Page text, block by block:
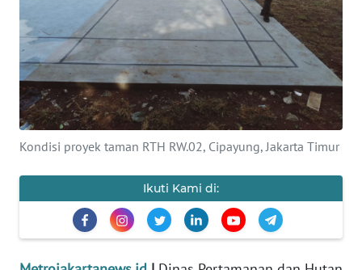
Kondisi proyek taman RTH RW.02, Cipayung, Jakarta Timur
Ikuti Kami di:
KONTAK
KAMI
INFO
IKLAN
PEDOMAN
MEDIA
SIBER